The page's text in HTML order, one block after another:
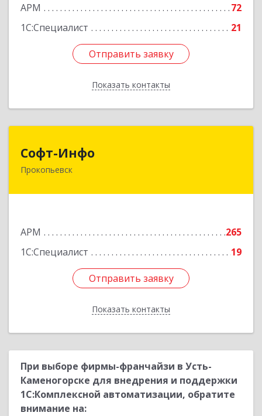
АРМ
72
1С:Специалист
21
Отправить заявку
Показать контакты
Отправить заявку
Назад
Софт-Инфо
Прокопьевск
АРМ
265
1С:Специалист
19
Отправить заявку
Показать контакты
653039, Кемеровская область - Кузбасс,
Подробнее
Отправить заявку
Назад
При выборе фирмы-франчайзи в Усть-
Каменогорске для внедрения и поддержки
1С:Комплексной автоматизации, обратите
внимание на: